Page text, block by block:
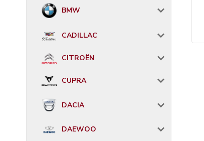
BMW
CADILLAC
CITROËN
CUPRA
DACIA
DAEWOO